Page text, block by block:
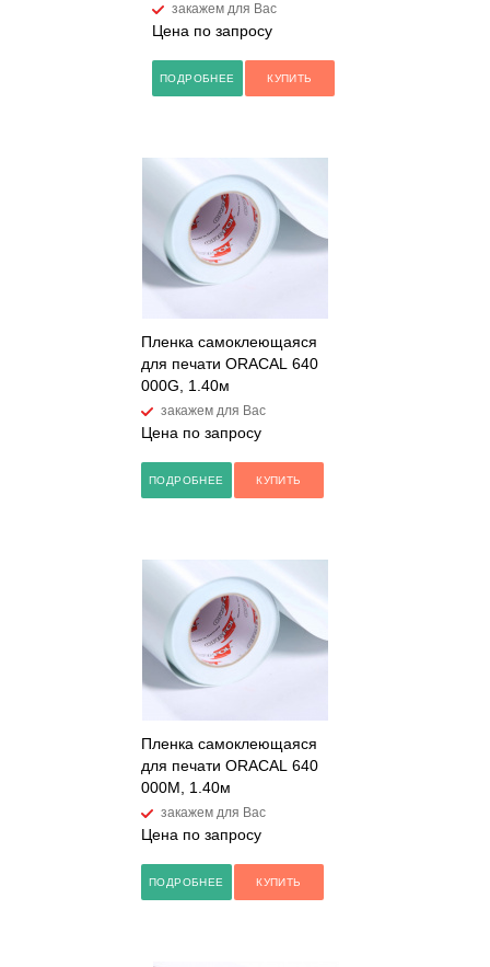
закажем для Вас
Цена по запросу
ПОДРОБНЕЕ КУПИТЬ
Пленка самоклеющаяся
для печати ORACAL 640
000G, 1.40м
закажем для Вас
Цена по запросу
ПОДРОБНЕЕ КУПИТЬ
Пленка самоклеющаяся
для печати ORACAL 640
000M, 1.40м
закажем для Вас
Цена по запросу
ПОДРОБНЕЕ КУПИТЬ